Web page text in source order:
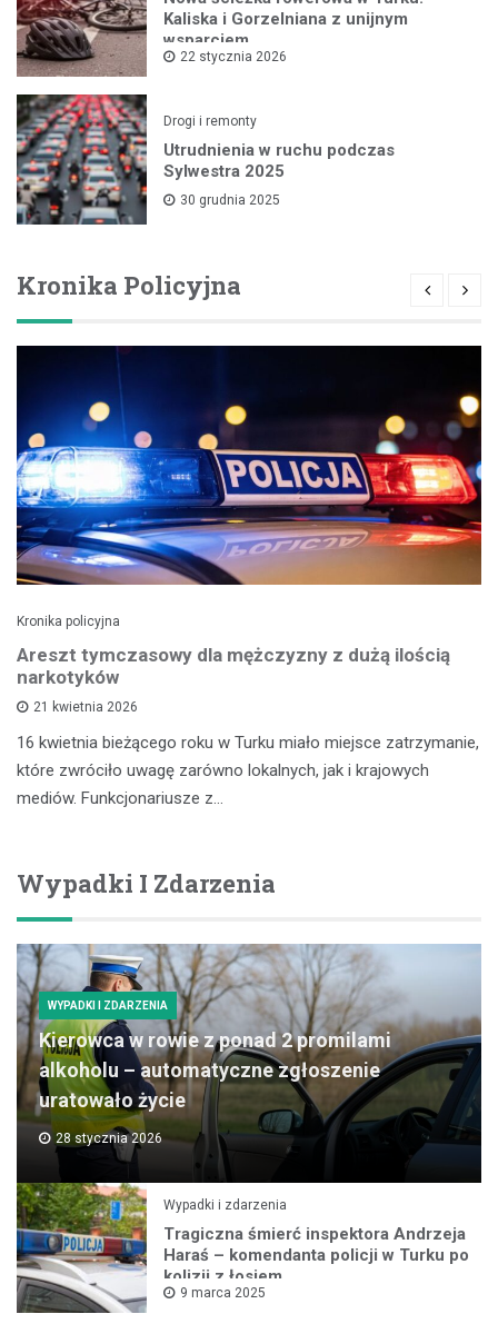
Kaliska i Gorzelniana z unijnym
wsparciem
22 stycznia 2026
Drogi i remonty
Utrudnienia w ruchu podczas
Sylwestra 2025
30 grudnia 2025
Kronika Policyjna
Kronika policyjna
Areszt tymczasowy dla mężczyzny z dużą ilością
narkotyków
21 kwietnia 2026
16 kwietnia bieżącego roku w Turku miało miejsce zatrzymanie,
które zwróciło uwagę zarówno lokalnych, jak i krajowych
mediów. Funkcjonariusze z…
Wypadki I Zdarzenia
WYPADKI I ZDARZENIA
Kierowca w rowie z ponad 2 promilami
alkoholu – automatyczne zgłoszenie
uratowało życie
28 stycznia 2026
Wypadki i zdarzenia
Tragiczna śmierć inspektora Andrzeja
Haraś – komendanta policji w Turku po
kolizji z łosiem
9 marca 2025